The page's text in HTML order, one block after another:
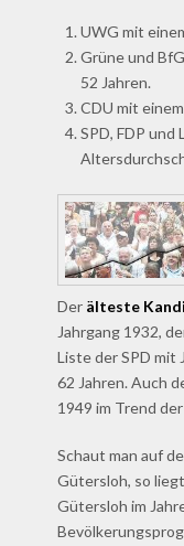
UWG mit
Grüne und
52 Jahren.
CDU mit
SPD, FDP und
Der älteste
Jahrgang 1932,
Liste der SPD mit
62 Jahren. Auch
1949 im Trend
Schaut man auf
Gütersloh, so
Gütersloh im